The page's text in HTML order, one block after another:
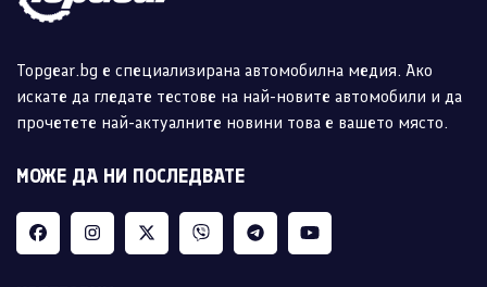
Topgear.bg е специализирана автомобилна медия. Ако
искате да гледате тестове на най-новите автомобили и да
прочетете най-актуалните новини това е вашето място.
МОЖЕ ДА НИ ПОСЛЕДВАТЕ